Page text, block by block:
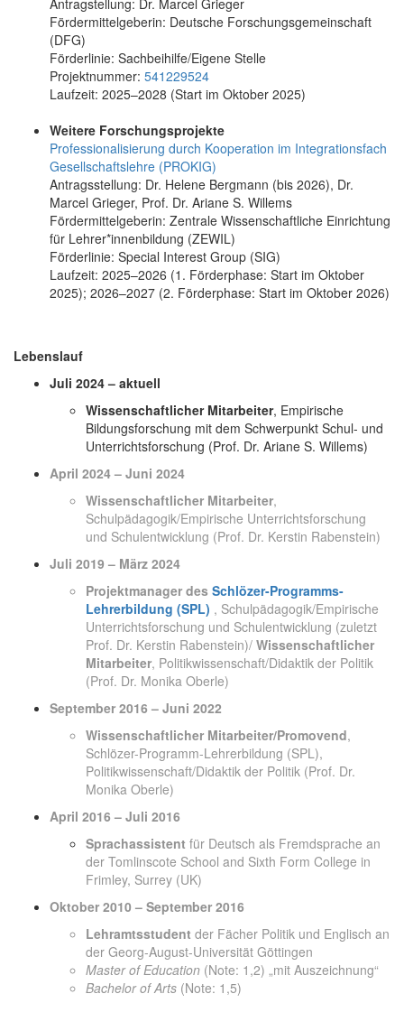
Fördermittelgeberin: Deutsche Forschungsgemeinschaft
(DFG)
Förderlinie: Sachbeihilfe/Eigene Stelle
Projektnummer: 541229524
Laufzeit: 2025–2028 (Start im Oktober 2025)
Weitere Forschungsprojekte
Professionalisierung durch Kooperation im Integrationsfach
Gesellschaftslehre (PROKIG)
Antragsstellung: Dr. Helene Bergmann (bis 2026), Dr.
Marcel Grieger, Prof. Dr. Ariane S. Willems
Fördermittelgeberin: Zentrale Wissenschaftliche Einrichtung
für Lehrer*innenbildung (ZEWIL)
Förderlinie: Special Interest Group (SIG)
Laufzeit: 2025–2026 (1. Förderphase: Start im Oktober
2025); 2026–2027 (2. Förderphase: Start im Oktober 2026)
Lebenslauf
Juli 2024 – aktuell
Wissenschaftlicher Mitarbeiter, Empirische
Bildungsforschung mit dem Schwerpunkt Schul- und
Unterrichtsforschung (Prof. Dr. Ariane S. Willems)
April 2024 – Juni 2024
Wissenschaftlicher Mitarbeiter,
Schulpädagogik/Empirische Unterrichtsforschung
und Schulentwicklung (Prof. Dr. Kerstin Rabenstein)
Juli 2019 – März 2024
Projektmanager des Schlözer-Programms-
Lehrerbildung (SPL) , Schulpädagogik/Empirische
Unterrichtsforschung und Schulentwicklung (zuletzt
Prof. Dr. Kerstin Rabenstein)/ Wissenschaftlicher
Mitarbeiter, Politikwissenschaft/Didaktik der Politik
(Prof. Dr. Monika Oberle)
September 2016 – Juni 2022
Wissenschaftlicher Mitarbeiter/Promovend,
Schlözer-Programm-Lehrerbildung (SPL),
Politikwissenschaft/Didaktik der Politik (Prof. Dr.
Monika Oberle)
April 2016 – Juli 2016
Sprachassistent für Deutsch als Fremdsprache an
der Tomlinscote School and Sixth Form College in
Frimley, Surrey (UK)
Oktober 2010 – September 2016
Lehramtsstudent der Fächer Politik und Englisch an
der Georg-August-Universität Göttingen
Master of Education (Note: 1,2) „mit Auszeichnung“
Bachelor of Arts (Note: 1,5)